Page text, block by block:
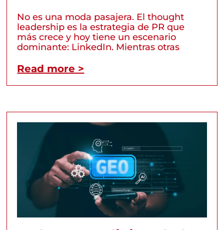
No es una moda pasajera. El thought
leadership es la estrategia de PR que
más crece y hoy tiene un escenario
dominante: LinkedIn. Mientras otras
Read more >